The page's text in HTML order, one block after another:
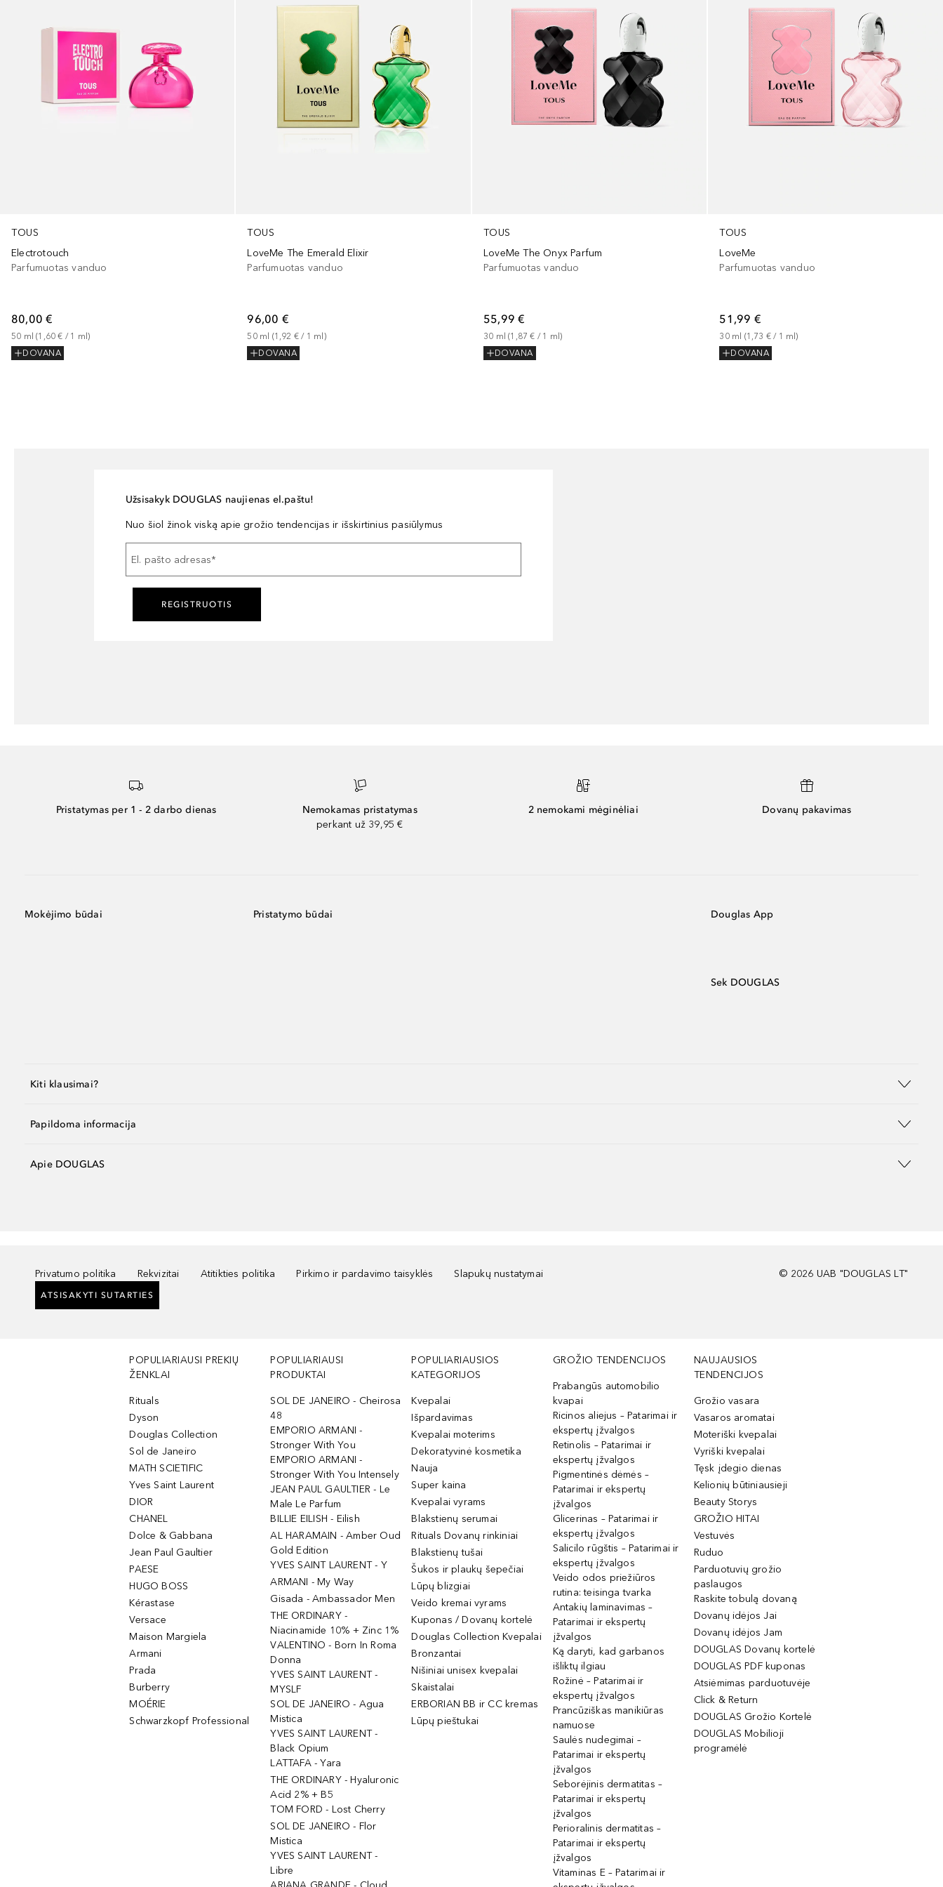
TOUS
Electrotouch
Parfumuotas vanduo
80,00 €
50 ml (1,60 € / 1 ml)
DOVANA
TOUS
LoveMe The Emerald Elixir
Parfumuotas vanduo
96,00 €
50 ml (1,92 € / 1 ml )
DOVANA
TOUS
LoveMe The Onyx Parfum
Parfumuotas vanduo
55,99 €
30 ml (1,87 € / 1 ml )
DOVANA
TOUS
LoveMe
Parfumuotas vanduo
51,99 €
30 ml (1,73 € / 1 ml)
DOVANA
Užsisakyk DOUGLAS naujienas el.paštu!
Nuo šiol žinok viską apie grožio tendencijas ir išskirtinius pasiūlymus
El. pašto adresas*
REGISTRUOTIS
Pristatymas per 1 - 2 darbo dienas
Nemokamas pristatymas
perkant už 39,95 €
2 nemokami mėginėliai Dovanų pakavimas
Mokėjimo būdai Pristatymo būdai Douglas App
Sek DOUGLAS
Kiti klausimai?
Papildoma informacija
Apie DOUGLAS
Privatumo politika Rekvizitai Atitikties politika Pirkimo ir pardavimo taisyklės Slapukų nustatymai
ATSISAKYTI SUTARTIES
© 2026 UAB "DOUGLAS LT"
POPULIARIAUSI PREKIŲ
ŽENKLAI
Rituals
Dyson
Douglas Collection
Sol de Janeiro
MATH SCIETIFIC
Yves Saint Laurent
DIOR
CHANEL
Dolce & Gabbana
Jean Paul Gaultier
PAESE
HUGO BOSS
Kérastase
Versace
Maison Margiela
Armani
Prada
Burberry
MOÉRIE
Schwarzkopf Professional
POPULIARIAUSI
PRODUKTAI
SOL DE JANEIRO - Cheirosa
48
EMPORIO ARMANI -
Stronger With You
EMPORIO ARMANI -
Stronger With You Intensely
JEAN PAUL GAULTIER - Le
Male Le Parfum
BILLIE EILISH - Eilish
AL HARAMAIN - Amber Oud
Gold Edition
YVES SAINT LAURENT - Y
ARMANI - My Way
Gisada - Ambassador Men
THE ORDINARY -
Niacinamide 10% + Zinc 1%
VALENTINO - Born In Roma
Donna
YVES SAINT LAURENT -
MYSLF
SOL DE JANEIRO - Agua
Mistica
YVES SAINT LAURENT -
Black Opium
LATTAFA - Yara
THE ORDINARY - Hyaluronic
Acid 2% + B5
TOM FORD - Lost Cherry
SOL DE JANEIRO - Flor
Mistica
YVES SAINT LAURENT -
Libre
POPULIARIAUSIOS
KATEGORIJOS
Kvepalai
Išpardavimas
Kvepalai moterims
Dekoratyvinė kosmetika
Nauja
Super kaina
Kvepalai vyrams
Blakstienų serumai
Rituals Dovanų rinkiniai
Blakstienų tušai
Šukos ir plaukų šepečiai
Lūpų blizgiai
Veido kremai vyrams
Kuponas / Dovanų kortelė
Douglas Collection Kvepalai
Bronzantai
Nišiniai unisex kvepalai
Skaistalai
ERBORIAN BB ir CC kremas
Lūpų pieštukai
GROŽIO TENDENCIJOS
Prabangūs automobilio
kvapai
Ricinos aliejus – Patarimai ir
ekspertų įžvalgos
Retinolis – Patarimai ir
ekspertų įžvalgos
Pigmentinės dėmės –
Patarimai ir ekspertų
įžvalgos
Glicerinas – Patarimai ir
ekspertų įžvalgos
Salicilo rūgštis – Patarimai ir
ekspertų įžvalgos
Veido odos priežiūros
rutina: teisinga tvarka
Antakių laminavimas –
Patarimai ir ekspertų
įžvalgos
Ką daryti, kad garbanos
išliktų ilgiau
Rožinė – Patarimai ir
ekspertų įžvalgos
Prancūziškas manikiūras
namuose
Saulės nudegimai –
Patarimai ir ekspertų
įžvalgos
Seborėjinis dermatitas –
Patarimai ir ekspertų
įžvalgos
Perioralinis dermatitas –
Patarimai ir ekspertų
įžvalgos
Vitaminas E – Patarimai ir
NAUJAUSIOS
TENDENCIJOS
Grožio vasara
Vasaros aromatai
Moteriški kvepalai
Vyriški kvepalai
Tęsk įdegio dienas
Kelionių būtiniausieji
Beauty Storys
GROŽIO HITAI
Vestuvės
Ruduo
Parduotuvių grožio
paslaugos
Raskite tobulą dovaną
Dovanų idėjos Jai
Dovanų idėjos Jam
DOUGLAS Dovanų kortelė
DOUGLAS PDF kuponas
Atsiėmimas parduotuvėje
Click & Return
DOUGLAS Grožio Kortelė
DOUGLAS Mobilioji
programėlė